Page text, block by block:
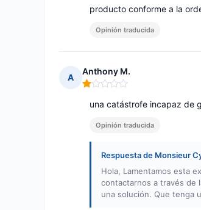
producto conforme a la
Opinión traducida
A
Anthony M.
Nota: 1 de 5
una catástrofe incapaz de
Opinión traducida
Respuesta de Monsieur
Hola, Lamentamos esta
contactarnos a través de
una solución. Que tenga